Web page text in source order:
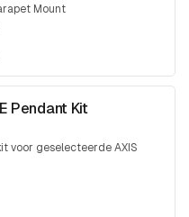
Mount
Pendant Kit
voor geselecteerde AXIS